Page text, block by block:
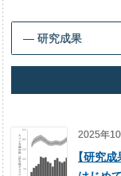
2025年
【研究成